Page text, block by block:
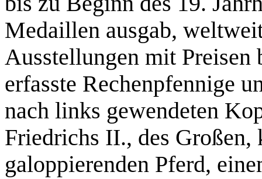
Medaillen ausgab,
Ausstellungen mit
erfasste Rechenpfennige
nach links gewendeten
Friedrichs II., des
galoppierenden Pferd,